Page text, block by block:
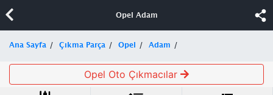
Opel Adam
Ana Sayfa Çıkma Parça Opel Adam
Opel Oto Çıkmacılar